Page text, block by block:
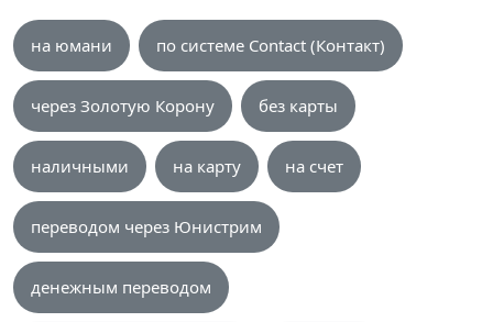
на юмани по системе Contact (Контакт)
через Золотую Корону без карты
наличными на карту на счет
переводом через Юнистрим
денежным переводом